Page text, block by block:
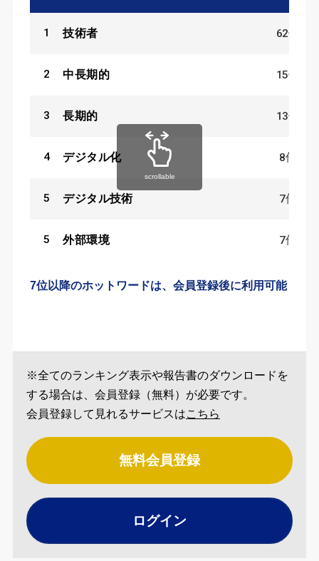
1 技術者 62件
2 中長期的 15件
3 長期的 13件
4 デジタル化 8件
5 デジタル技術 7件
5 外部環境 7件
7位以降のホットワードは、会員登録後に利用可能
scrollable
※全てのランキング表示や報告書のダウンロードを
する場合は、会員登録（無料）が必要です。
会員登録して見れるサービスはこちら
無料会員登録
ログイン